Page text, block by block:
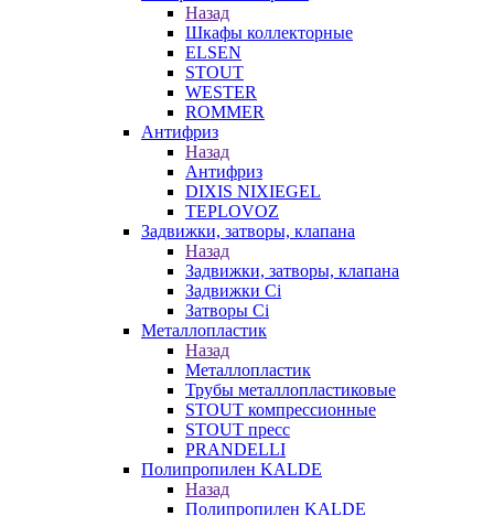
Назад
Шкафы коллекторные
ELSEN
STOUT
WESTER
ROMMER
Антифриз
Назад
Антифриз
DIXIS NIXIEGEL
TEPLOVOZ
Задвижки, затворы, клапана
Назад
Задвижки, затворы, клапана
Задвижки Ci
Затворы Ci
Металлопластик
Назад
Металлопластик
Трубы металлопластиковые
STOUT компрессионные
STOUT пресс
PRANDELLI
Полипропилен KALDE
Назад
Полипропилен KALDE